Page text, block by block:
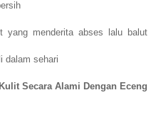
yang menderita abses lalu balut
dalam sehari
Secara Alami Dengan Eceng